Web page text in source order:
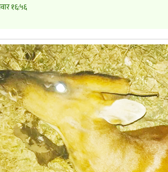
१६:५६